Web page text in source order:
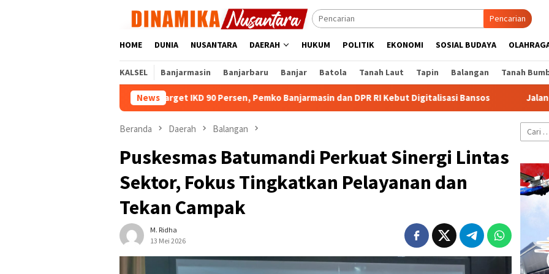
Pencarian
HOME DUNIA NUSANTARA DAERAH HUKUM POLITIK EKONOMI SOSIAL BUDAYA
KALSEL Banjarmasin Banjarbaru Banjar Batola Tanah Laut Tapin Balangan Tanah
News
Kejar Target IKD 90 Persen, Pemko Banjarmasin dan DPR RI Kebut Digitalisasi Bansos Jalan Sungai Lulut
Beranda Daerah Balangan
Puskesmas Batumandi Perkuat Sinergi Lintas
Sektor, Fokus Tingkatkan Pelayanan dan
Tekan Campak
M. Ridha
13 Mei 2026
Cari
untuk: